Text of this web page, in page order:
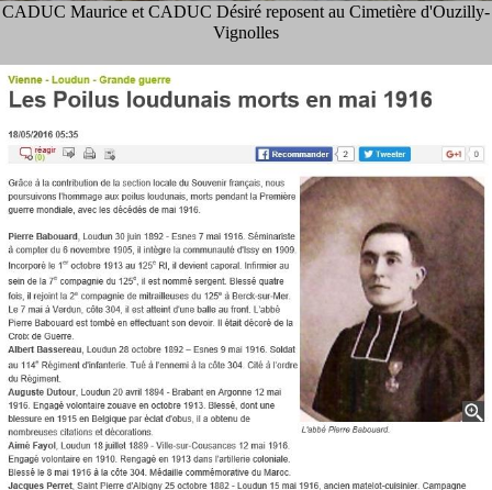
CADUC Maurice et CADUC Désiré reposent au Cimetière d'Ouzilly-
Vignolles